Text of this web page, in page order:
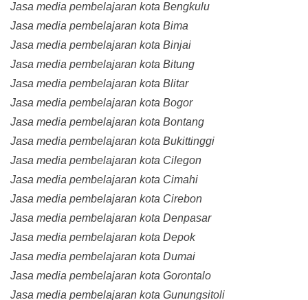
Jasa media pembelajaran kota Bengkulu
Jasa media pembelajaran kota Bima
Jasa media pembelajaran kota Binjai
Jasa media pembelajaran kota Bitung
Jasa media pembelajaran kota Blitar
Jasa media pembelajaran kota Bogor
Jasa media pembelajaran kota Bontang
Jasa media pembelajaran kota Bukittinggi
Jasa media pembelajaran kota Cilegon
Jasa media pembelajaran kota Cimahi
Jasa media pembelajaran kota Cirebon
Jasa media pembelajaran kota Denpasar
Jasa media pembelajaran kota Depok
Jasa media pembelajaran kota Dumai
Jasa media pembelajaran kota Gorontalo
Jasa media pembelajaran kota Gunungsitoli